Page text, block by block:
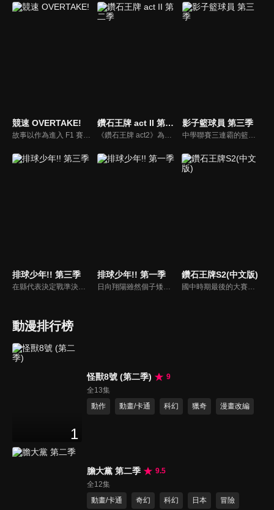
競速 OVERTAKE!
故事以作為進入 F1 賽事的門票、被稱為「賽車甲子園」F4（Formula4）的世界為主題，為了取財的孝哉遇上了高中生賽車手悠，與兩人為中心就此展開了故事。
鑽石王牌 act II 第二季
《鑽石王牌 act2》為《鑽石王牌》第二部作品，故事藉由以稱霸國中聯賽為目標的澤村榮純為主角，在最後一次的聯賽中，因為自己的暴投而輸了比賽。他發誓要和以前的隊友去高中一雪前恥，後來，因為棒球名校青道高中球探來訪，澤村去參觀了青道高中的練習。在見習中，馬上就遭受到棒球高中名校的洗禮，不過也因此讓他遇到才華洋溢的捕手御幸，重新燃起了澤村對棒球的熱情。
影子籃球員 第三季
中學聯賽三連霸的籃球強豪「帝光中學」，部員數超過百人，其中更有著被譽為「奇蹟的世代」的五位天才籃球選手，和一個既沒有出場紀錄，也無人記得他的人——夢幻的第六人。天才籃球選手火神大我立志打敗「奇蹟的世代」並成為日本第一的籃球選手，而黑子哲也決定成為他的「影子」幫助他！
排球少年!! 第三季
在縣代表決定戰準決賽的第三局，青葉城西來到了賽末點。烏野以所有的實力面對最後一局，終於分出了輸贏！打敗了宿敵青葉城西，緊接著就是與王者白鳥澤展開縣代表決定戰的決賽了。烏野能否對白鳥澤還以顏色？
排球少年!! 第一季
日向翔陽雖然個子矮小但運動神經發達，並對排球充滿熱誠，但他在國中唯一參加過的排球比賽中，遇上排球強校強豪北川第一中學，並被對手的舉球員影山飛雄壓著打，日向的隊伍理所當然地輸了比賽，但日向誓言未來一定要打敗對方。升上高中後，日向與影山卻進入了同一所烏野高中的排球部，成為最強搭擋。
鑽石王牌S2(中文版)
國中時期最後的大賽中，卻在第一回戰中投出了暴投而輸掉比賽的投手澤村榮純，本來決定要與國中時期的朋友一同考入故鄉的高中，卻被東京的棒球名校青道高中挖角，並在那裡遇見了天才捕手御幸一也、同伴們和比賽對手，為了實現進入甲子園的夢想澤村榮純下定決心加強鍛鍊，努力達到自己的目標。
動漫排行榜
1
怪獸8號 (第二季)
9
全13集
動作
動畫/卡通 科幻 獵奇 漫畫改編
膽大黨 第二季
9.5
全12集
動畫/卡通
奇幻 科幻 日本 冒險